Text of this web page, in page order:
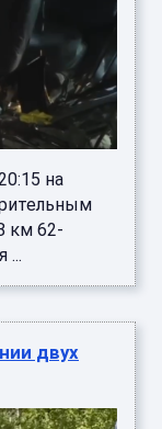
на
км 62-
...
двух